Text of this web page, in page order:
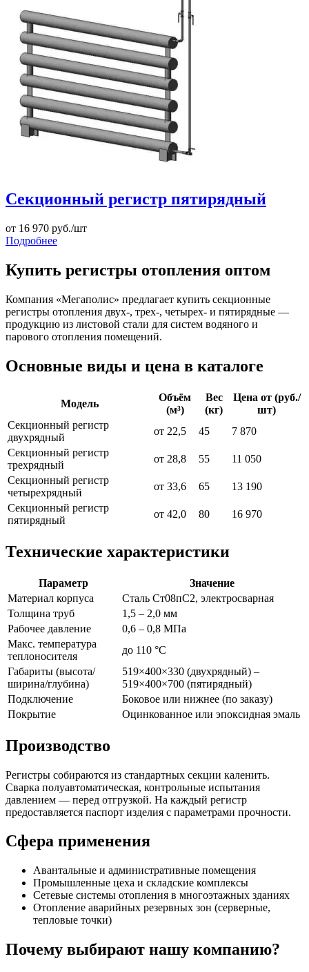
Секционный регистр пятирядный
от 16 970 руб./шт
Подробнее
Купить регистры отопления оптом
Компания «Мегаполис» предлагает купить секционные
регистры отопления двух-, трех-, четырех- и пятирядные —
продукцию из листовой стали для систем водяного и
парового отопления помещений.
Основные виды и цена в каталоге
Модель
Объём
(м³)
Вес
(кг)
Цена от (руб./
шт)
Секционный регистр
двухрядный
от 22,5 45
7 870
Секционный регистр
трехрядный
от 28,8 55
11 050
Секционный регистр
четырехрядный
от 33,6 65
13 190
Секционный регистр
пятирядный
от 42,0 80 16 970
Технические характеристики
Параметр
Значение
Материал корпуса
Сталь Ст08пС2, электросварная
Толщина труб
1,5 – 2,0 мм
Рабочее давление
0,6 – 0,8 МПа
Макс. температура
теплоносителя
до 110 °С
Габариты (высота/
ширина/глубина)
519×400×330 (двухрядный) –
519×400×700 (пятирядный)
Подключение
Боковое или нижнее (по заказу)
Покрытие
Оцинкованное или эпоксидная эмаль
Производство
Регистры собираются из стандартных секции каленить.
Сварка полуавтоматическая, контрольные испытания
давлением — перед отгрузкой. На каждый регистр
предоставляется паспорт изделия с параметрами прочности.
Сфера применения
Авантальные и административные помещения
Промышленные цеха и складские комплексы
Сетевые системы отопления в многоэтажных зданиях
Отопление аварийных резервных зон (серверные,
тепловые точки)
Почему выбирают нашу компанию?